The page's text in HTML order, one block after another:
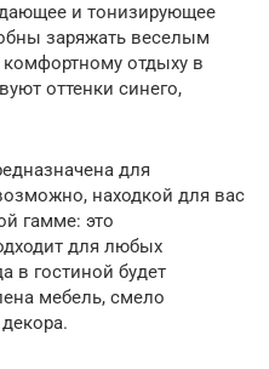
и тонизирующее
заряжать веселым
отдыху в
оттенки синего,
для
находкой для вас
гамме: это
для любых
в гостиной будет
мебель, смело